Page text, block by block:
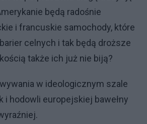
będą radośnie
i francuskie samochody, które
celnych i tak będą droższe
także ich już nie biją?
w ideologicznym szale
i hodowli europejskiej bawełny